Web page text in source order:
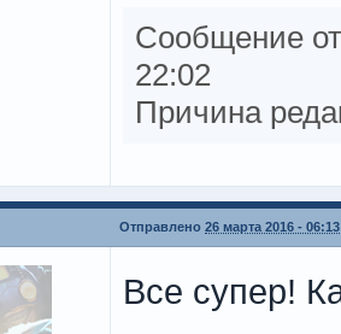
Сообщение
22:02
Причина
Отправлено 26 марта 2016 - 06:13
Все супер!